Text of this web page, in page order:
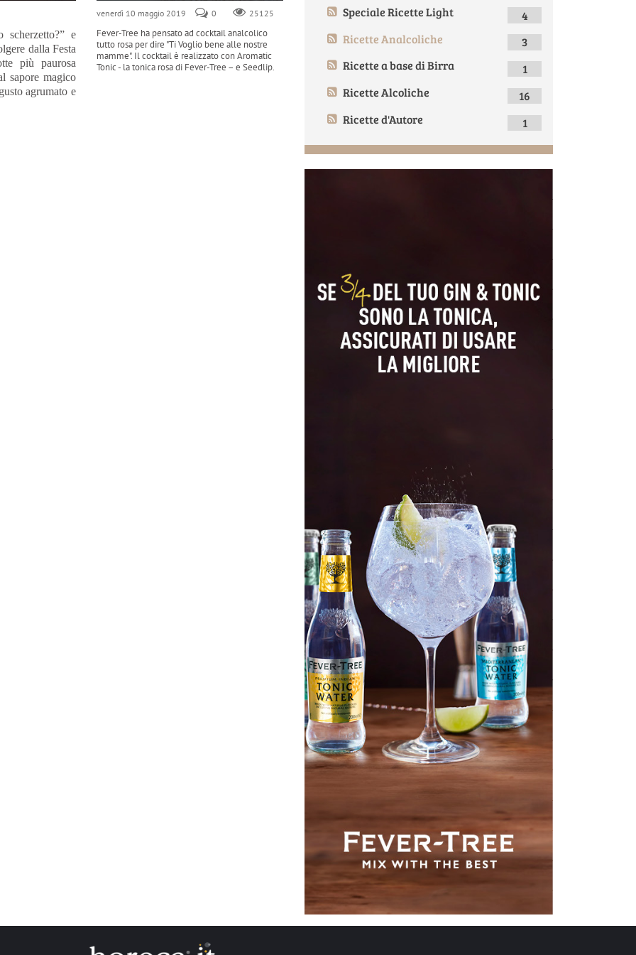
e
dalla Festa
più paurosa
sapore magico
agrumato e
venerdì 10 maggio 2019 0 25125
Fever-Tree ha pensato ad cocktail analcolico
tutto rosa per dire "Ti Voglio bene alle nostre
mamme". Il cocktail è realizzato con Aromatic
Tonic - la tonica rosa di Fever-Tree – e Seedlip.
Speciale Ricette Light
4
Ricette Analcoliche
3
Ricette a base di Birra
1
Ricette Alcoliche
16
Ricette d'Autore
1